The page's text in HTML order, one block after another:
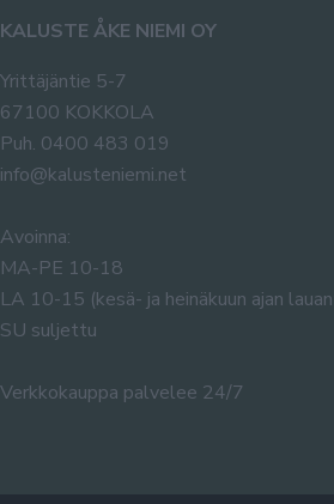
KALUSTE ÅKE NIEMI OY
Yrittäjäntie 5-7
67100 KOKKOLA
Puh. 0400 483 019
info@kalusteniemi.net
Avoinna:
MA-PE 10-18
LA 10-15 (kesä- ja heinäkuun ajan
SU suljettu
Verkkokauppa palvelee 24/7